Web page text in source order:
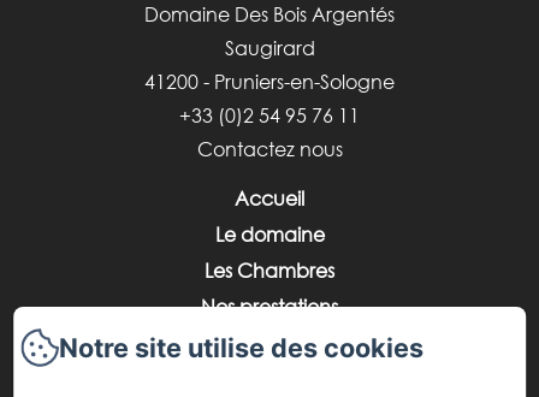
Domaine Des Bois Argentés
Saugirard
41200 - Pruniers-en-Sologne
+33 (0)2 54 95 76 11
Contactez nous
Accueil
Le domaine
Les Chambres
Nos prestations
Vos événements
Notre site utilise des cookies